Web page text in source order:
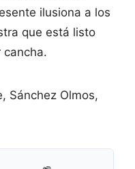
ilusiona a los
que está listo
cancha.
Sánchez Olmos,